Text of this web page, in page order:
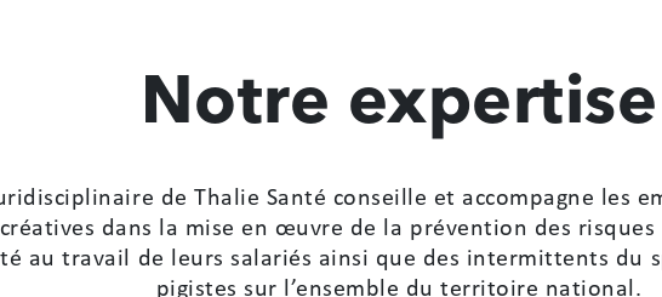
Notre expertise
de Thalie Santé conseille et accompagne les
dans la mise en œuvre de la prévention des risques
au travail de leurs salariés ainsi que des intermittents du
pigistes sur l’ensemble du territoire national.